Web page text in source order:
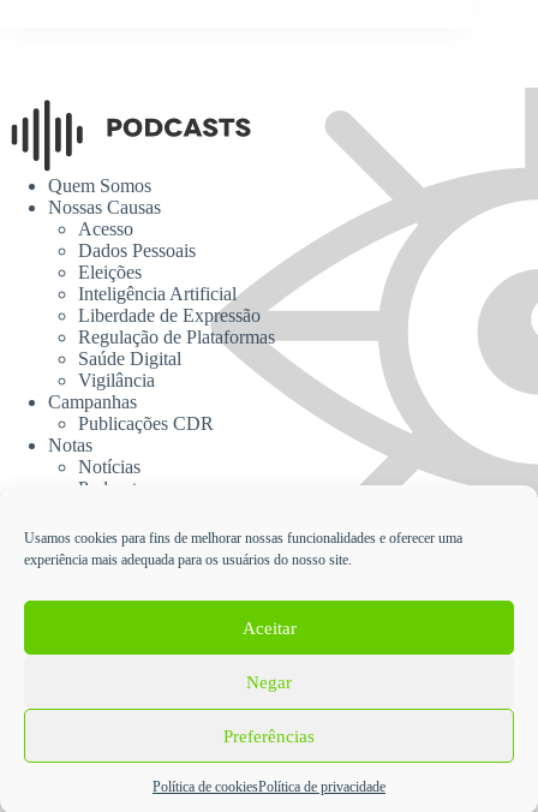
Usamos cookies para fins de melhorar nossas funcionalidades e oferecer uma
experiência mais adequada para os usuários do nosso site.
Aceitar
Negar
Preferências
Política de cookiesPolítica de privacidade
Quem Somos
Nossas Causas
Acesso
Dados Pessoais
Eleições
Inteligência Artificial
Liberdade de Expressão
Regulação de Plataformas
Saúde Digital
Vigilância
Campanhas
Publicações CDR
Notas
Notícias
Podcasts
Contato
Cadastrar no Informativo da CDR
Política de Proteção de Dados Pessoais e Privacidade da
Coalizão Direitos na Rede
- Desenvolvido em Wordpress pelaCooperativa